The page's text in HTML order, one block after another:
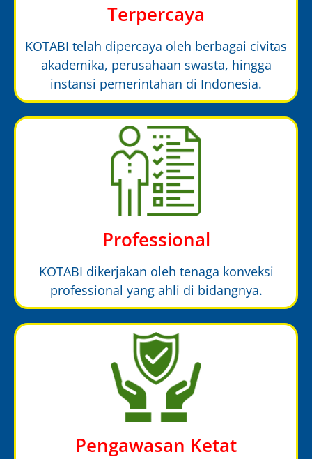
Terpercaya
KOTABI telah dipercaya oleh berbagai civitas
akademika, perusahaan swasta, hingga
instansi pemerintahan di Indonesia.
Professional
KOTABI dikerjakan oleh tenaga konveksi
professional yang ahli di bidangnya.
Pengawasan Ketat